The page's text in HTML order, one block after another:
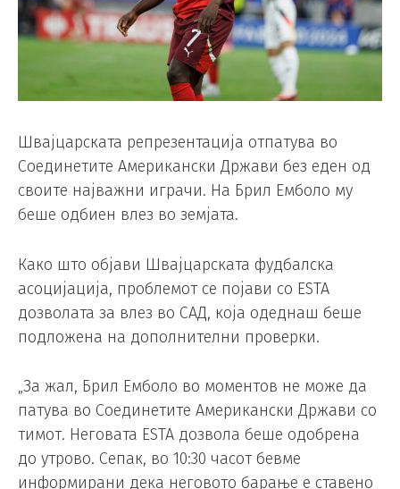
Швајцарската репрезентација отпатува во
Соединетите Американски Држави без еден од
своите најважни играчи. На Брил Емболо му
беше одбиен влез во земјата.
Како што објави Швајцарската фудбалска
асоцијација, проблемот се појави со ESTA
дозволата за влез во САД, која одеднаш беше
подложена на дополнителни проверки.
„За жал, Брил Емболо во моментов не може да
патува во Соединетите Американски Држави со
тимот. Неговата ESTA дозвола беше одобрена
до утрово. Сепак, во 10:30 часот бевме
информирани дека неговото барање е ставено